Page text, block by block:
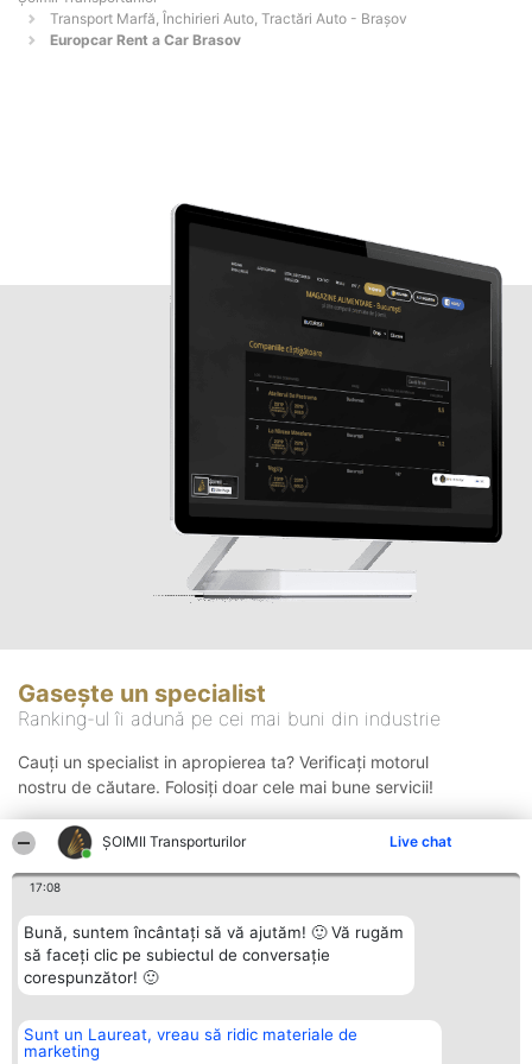
ȘOIMII Transporturilor Live chat
17:08
Bună, suntem încântați să vă ajutăm! 🙂 Vă rugăm
să faceți clic pe subiectul de conversație
corespunzător! 🙂
Sunt un Laureat, vreau să ridic materiale de
marketing
Transport Marfă, Închirieri Auto, Tractări Auto - Braşov
Europcar Rent a Car Brasov
Gasește un specialist
Ranking-ul îi adună pe cei mai buni din industrie
Cauți un specialist in apropierea ta? Verificați motorul
nostru de căutare. Folosiți doar cele mai bune servicii!
Organizator Ranking
BRIGHT SOLUTIONS BR SRL
Plebiscyt Contact